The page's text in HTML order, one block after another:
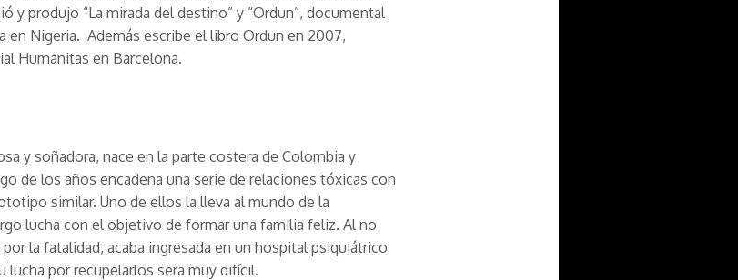
y produjo “La mirada del destino” y “Ordun”, documental
en Nigeria. Además escribe el libro Ordun en 2007,
Humanitas en Barcelona.
y soñadora, nace en la parte costera de Colombia y
de los años encadena una serie de relaciones tóxicas con
similar. Uno de ellos la lleva al mundo de la
lucha con el objetivo de formar una familia feliz. Al no
la fatalidad, acaba ingresada en un hospital psiquiátrico
lucha por recupelarlos sera muy difícil.